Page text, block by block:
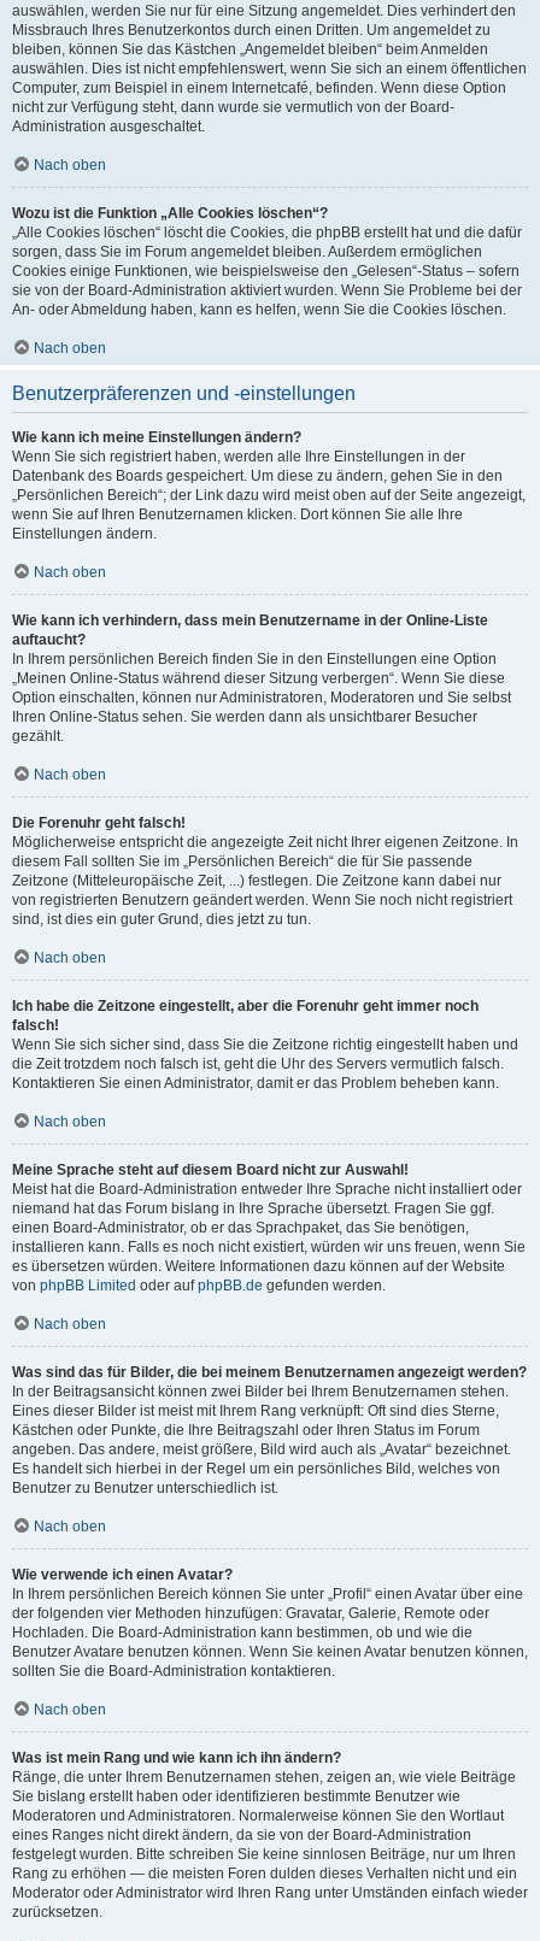
auswählen, werden Sie nur für eine Sitzung angemeldet. Dies verhindert den
Missbrauch Ihres Benutzerkontos durch einen Dritten. Um angemeldet zu
bleiben, können Sie das Kästchen „Angemeldet bleiben“ beim Anmelden
auswählen. Dies ist nicht empfehlenswert, wenn Sie sich an einem öffentlichen
Computer, zum Beispiel in einem Internetcafé, befinden. Wenn diese Option
nicht zur Verfügung steht, dann wurde sie vermutlich von der Board-
Administration ausgeschaltet.
Nach oben
Wozu ist die Funktion „Alle Cookies löschen“?
„Alle Cookies löschen“ löscht die Cookies, die phpBB erstellt hat und die dafür
sorgen, dass Sie im Forum angemeldet bleiben. Außerdem ermöglichen
Cookies einige Funktionen, wie beispielsweise den „Gelesen“-Status – sofern
sie von der Board-Administration aktiviert wurden. Wenn Sie Probleme bei der
An- oder Abmeldung haben, kann es helfen, wenn Sie die Cookies löschen.
Nach oben
Benutzerpräferenzen und -einstellungen
Wie kann ich meine Einstellungen ändern?
Wenn Sie sich registriert haben, werden alle Ihre Einstellungen in der
Datenbank des Boards gespeichert. Um diese zu ändern, gehen Sie in den
„Persönlichen Bereich“; der Link dazu wird meist oben auf der Seite angezeigt,
wenn Sie auf Ihren Benutzernamen klicken. Dort können Sie alle Ihre
Einstellungen ändern.
Nach oben
Wie kann ich verhindern, dass mein Benutzername in der Online-Liste
auftaucht?
In Ihrem persönlichen Bereich finden Sie in den Einstellungen eine Option
„Meinen Online-Status während dieser Sitzung verbergen“. Wenn Sie diese
Option einschalten, können nur Administratoren, Moderatoren und Sie selbst
Ihren Online-Status sehen. Sie werden dann als unsichtbarer Besucher
gezählt.
Nach oben
Die Forenuhr geht falsch!
Möglicherweise entspricht die angezeigte Zeit nicht Ihrer eigenen Zeitzone. In
diesem Fall sollten Sie im „Persönlichen Bereich“ die für Sie passende
Zeitzone (Mitteleuropäische Zeit, ...) festlegen. Die Zeitzone kann dabei nur
von registrierten Benutzern geändert werden. Wenn Sie noch nicht registriert
sind, ist dies ein guter Grund, dies jetzt zu tun.
Nach oben
Ich habe die Zeitzone eingestellt, aber die Forenuhr geht immer noch
falsch!
Wenn Sie sich sicher sind, dass Sie die Zeitzone richtig eingestellt haben und
die Zeit trotzdem noch falsch ist, geht die Uhr des Servers vermutlich falsch.
Kontaktieren Sie einen Administrator, damit er das Problem beheben kann.
Nach oben
Meine Sprache steht auf diesem Board nicht zur Auswahl!
Meist hat die Board-Administration entweder Ihre Sprache nicht installiert oder
niemand hat das Forum bislang in Ihre Sprache übersetzt. Fragen Sie ggf.
einen Board-Administrator, ob er das Sprachpaket, das Sie benötigen,
installieren kann. Falls es noch nicht existiert, würden wir uns freuen, wenn Sie
es übersetzen würden. Weitere Informationen dazu können auf der Website
von phpBB Limited oder aufphpBB.de gefunden werden.
Nach oben
Was sind das für Bilder, die bei meinem Benutzernamen angezeigt werden?
In der Beitragsansicht können zwei Bilder bei Ihrem Benutzernamen stehen.
Eines dieser Bilder ist meist mit Ihrem Rang verknüpft: Oft sind dies Sterne,
Kästchen oder Punkte, die Ihre Beitragszahl oder Ihren Status im Forum
angeben. Das andere, meist größere, Bild wird auch als „Avatar“ bezeichnet.
Es handelt sich hierbei in der Regel um ein persönliches Bild, welches von
Benutzer zu Benutzer unterschiedlich ist.
Nach oben
Wie verwende ich einen Avatar?
In Ihrem persönlichen Bereich können Sie unter „Profil“ einen Avatar über eine
der folgenden vier Methoden hinzufügen: Gravatar, Galerie, Remote oder
Hochladen. Die Board-Administration kann bestimmen, ob und wie die
Benutzer Avatare benutzen können. Wenn Sie keinen Avatar benutzen können,
sollten Sie die Board-Administration kontaktieren.
Nach oben
Was ist mein Rang und wie kann ich ihn ändern?
Ränge, die unter Ihrem Benutzernamen stehen, zeigen an, wie viele Beiträge
Sie bislang erstellt haben oder identifizieren bestimmte Benutzer wie
Moderatoren und Administratoren. Normalerweise können Sie den Wortlaut
eines Ranges nicht direkt ändern, da sie von der Board-Administration
festgelegt wurden. Bitte schreiben Sie keine sinnlosen Beiträge, nur um Ihren
Rang zu erhöhen — die meisten Foren dulden dieses Verhalten nicht und ein
Moderator oder Administrator wird Ihren Rang unter Umständen einfach wieder
zurücksetzen.